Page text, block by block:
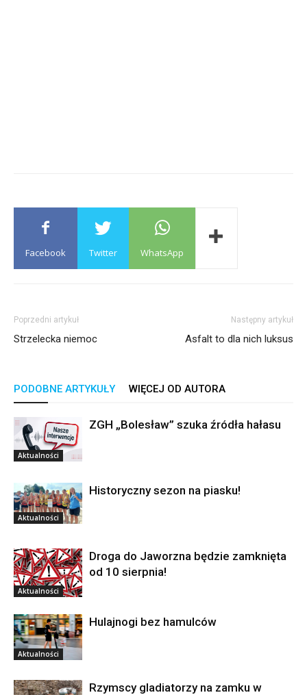
Facebook Twitter WhatsApp
Poprzedni artykuł
Strzelecka niemoc
Następny artykuł
Asfalt to dla nich luksus
PODOBNE ARTYKUŁY WIĘCEJ OD AUTORA
Aktualności
ZGH „Bolesław” szuka źródła hałasu
Aktualności
Historyczny sezon na piasku!
Aktualności
Droga do Jaworzna będzie zamknięta
od 10 sierpnia!
Aktualności
Hulajnogi bez hamulców
Rzymscy gladiatorzy na zamku w